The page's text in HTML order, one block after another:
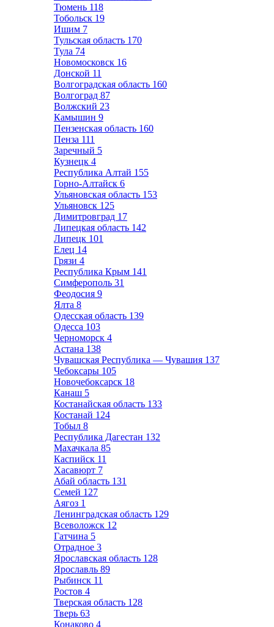
Тюмень 118
Тобольск 19
Ишим 7
Тульская область 170
Тула 74
Новомосковск 16
Донской 11
Волгоградская область 160
Волгоград 87
Волжский 23
Камышин 9
Пензенская область 160
Пенза 111
Заречный 5
Кузнецк 4
Республика Алтай 155
Горно-Алтайск 6
Ульяновская область 153
Ульяновск 125
Димитровград 17
Липецкая область 142
Липецк 101
Елец 14
Грязи 4
Республика Крым 141
Симферополь 31
Феодосия 9
Ялта 8
Одесская область 139
Одесса 103
Черноморск 4
Астана 138
Чувашская Республика — Чувашия 137
Чебоксары 105
Новочебоксарск 18
Канаш 5
Костанайская область 133
Костанай 124
Тобыл 8
Республика Дагестан 132
Махачкала 85
Каспийск 11
Хасавюрт 7
Абай область 131
Семей 127
Аягоз 1
Ленинградская область 129
Всеволожск 12
Гатчина 5
Отрадное 3
Ярославская область 128
Ярославль 89
Рыбинск 11
Ростов 4
Тверская область 128
Тверь 63
Конаково 4